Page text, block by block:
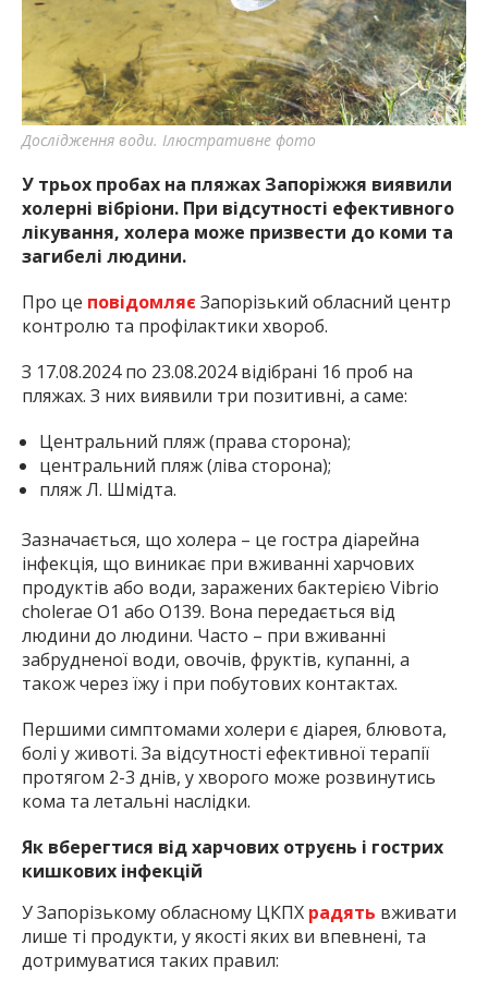
найважливішу інформацію про події
міста Запоріжжя та області.
Дослідження води. Ілюстративне фото
У трьох пробах на пляжах Запоріжжя виявили
холерні вібріони. При відсутності ефективного
лікування, холера може призвести до коми та
загибелі людини.
Про це повідомляє Запорізький обласний центр
контролю та профілактики хвороб.
З 17.08.2024 по 23.08.2024 відібрані 16 проб на
пляжах. З них виявили три позитивні, а саме:
Центральний пляж (права сторона);
центральний пляж (ліва сторона);
пляж Л. Шмідта.
Зазначається, що холера – це гостра діарейна
інфекція, що виникає при вживанні харчових
продуктів або води, заражених бактерією Vibrio
cholerae О1 або О139. Вона передається від
людини до людини. Часто – при вживанні
забрудненої води, овочів, фруктів, купанні, а
також через їжу і при побутових контактах.
Першими симптомами холери є діарея, блювота,
болі у животі. За відсутності ефективної терапії
протягом 2-3 днів, у хворого може розвинутись
кома та летальні наслідки.
Як вберегтися від харчових отруєнь і гострих
кишкових інфекцій
У Запорізькому обласному ЦКПХ радять вживати
лише ті продукти, у якості яких ви впевнені, та
дотримуватися таких правил: